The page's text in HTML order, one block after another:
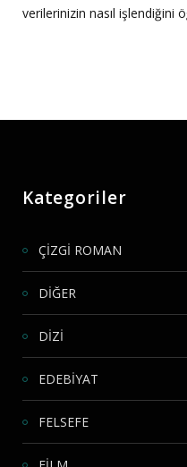
verilerinizin nasıl işlendiğini
Kategoriler
ÇİZGİ ROMAN
DİĞER
DİZİ
EDEBİYAT
FELSEFE